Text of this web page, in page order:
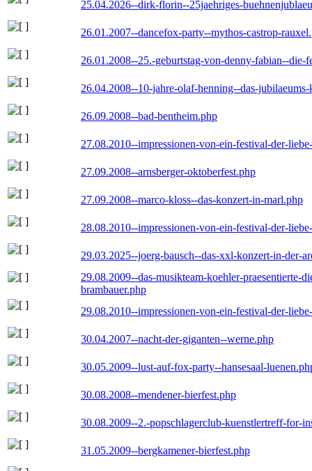
25.04.2026--dirk-florin--25jaehriges-
26.01.2007--dancefox-party--mythos-castrop-
26.01.2008--25.-geburtstag-von-denny-fabian--die-
26.04.2008--10-jahre-olaf-henning--das-
26.09.2008--bad-bentheim.php
27.08.2010--impressionen-von-ein-festival-der-
27.09.2008--arnsberger-oktoberfest.php
27.09.2008--marco-kloss--das-konzert-in-marl.php
28.08.2010--impressionen-von-ein-festival-der-
29.03.2025--joerg-bausch--das-xxl-konzert-in-der-
29.08.2009--das-musikteam-koehler-praesentierte-
brambauer.php
29.08.2010--impressionen-von-ein-festival-der-
30.04.2007--nacht-der-giganten--werne.php
30.05.2009--lust-auf-fox-party--hansesaal-
30.08.2008--mendener-bierfest.php
30.08.2009--2.-popschlagerclub-kuenstlertreff-for-
31.05.2009--bergkamener-bierfest.php